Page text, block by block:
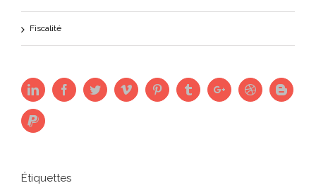
Fiscalité
Étiquettes